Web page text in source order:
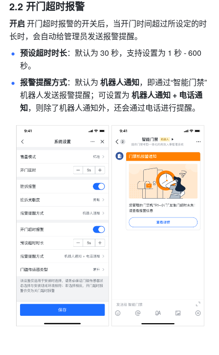
2.2 开门超时报警
开启 开门超时报警的开关后，当开门时间超过所设定的时
长时，会自动给管理员发送报警提醒。
预设超时时长：默认为 30 秒，支持设置为 1 秒 - 600
秒。
报警提醒方式：默认为 机器人通知，即通过“智能门禁”
机器人发送报警提醒；可设置为 机器人通知 + 电话通
知，则除了机器人通知外，还会通过电话进行提醒。